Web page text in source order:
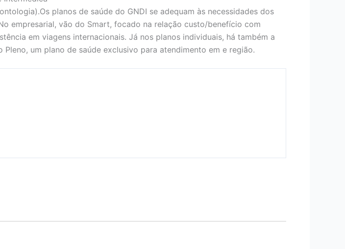
planos de saúde do GNDI se adequam às necessidades dos
empresarial, vão do Smart, focado na relação custo/benefício com
em viagens internacionais. Já nos planos individuais, há também a
um plano de saúde exclusivo para atendimento em e região.